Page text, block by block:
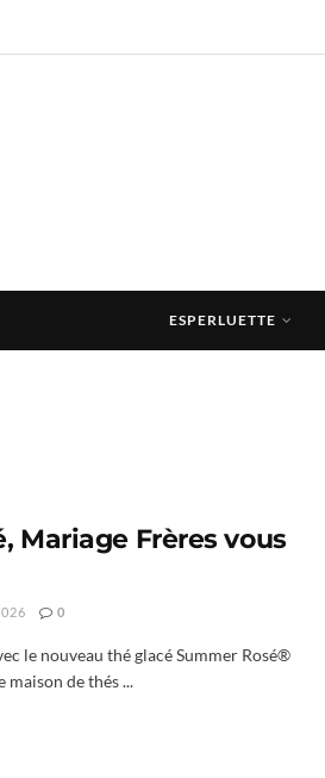
ESPERLUETTE
Mariage Frères vous
0
le nouveau thé glacé Summer Rosé®
maison de thés ...